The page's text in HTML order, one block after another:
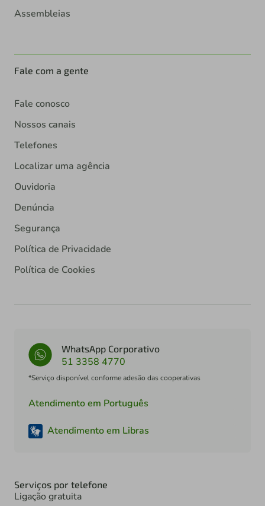
Assembleias
Fale com a gente
Fale conosco
Nossos canais
Telefones
Localizar uma agência
Ouvidoria
Denúncia
Segurança
Política de Privacidade
Política de Cookies
WhatsApp Corporativo
51 3358 4770
*Serviço disponível conforme adesão das cooperativas
Atendimento em Português
Atendimento em Libras
Serviços por telefone
Ligação gratuita